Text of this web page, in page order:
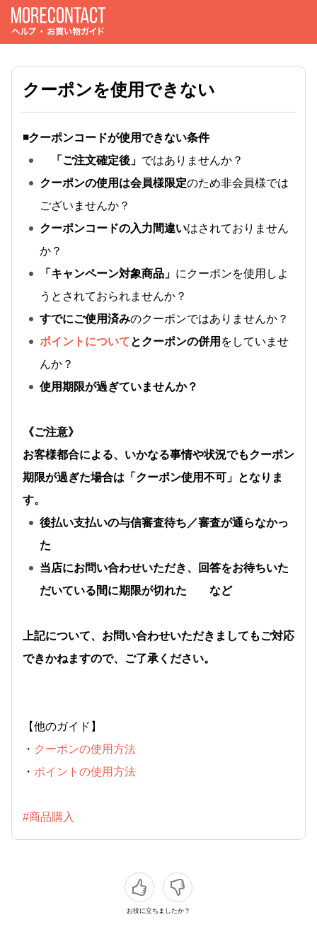
クーポンを使用できない
◾️クーポンコードが使用できない条件
「ご注文確定後」 ではありませんか？
クーポンの使用は会員様限定のため非会員様では
ございませんか？
クーポンコードの入力間違いはされておりません
か？
「キャンペーン対象商品」 にクーポンを使用しよ
うとされておられませんか？
すでにご使用済みのクーポンではありませんか？
ポイントについてとクーポンの併用 をしていませ
んか？
使用期限が過ぎていませんか？
《ご注意》
お客様都合による、いかなる事情や状況でもクーポン
期限が過ぎた場合は「クーポン使用不可」となりま
す。
後払い支払いの与信審査待ち／審査が通らなかっ
た
当店にお問い合わせいただき、回答をお待ちいた
だいている間に期限が切れた など
上記について、お問い合わせいただきましてもご対応
できかねますので、ご了承ください。
【他のガイド】
・ クーポンの使用方法
・ ポイントの使用方法
#商品購入
お役に立ちましたか？